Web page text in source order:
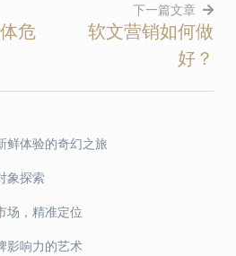
危
下一篇文章
软文营销如何做
好？
鲜体验的奇幻之旅
象探索
场，精准定位
影响力的艺术